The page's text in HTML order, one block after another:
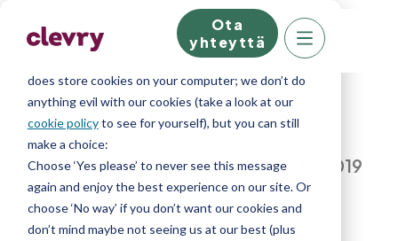
We know right? These cookie pop-ups can really
ruin your visit, so we’ll make this quick. This website
does store cookies on your computer; we don’t do
anything evil with our cookies (take a look at our
cookie policyto see for yourself), but you can still
make a choice:
Choose ‘Yes please’ to never see this message
again and enjoy the best experience on our site. Or
choose ‘No way’ if you don’t want our cookies and
don’t mind maybe not seeing us at our best (plus
Ota
yhteyttä
Home»Blog»Rekrytoinnin trendit 2019